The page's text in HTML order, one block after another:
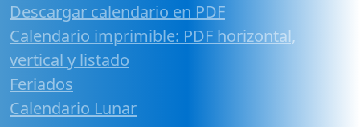
Descargar calendario en PDF
Calendario imprimible: PDF horizontal,
vertical y listado
Feriados
Calendario Lunar